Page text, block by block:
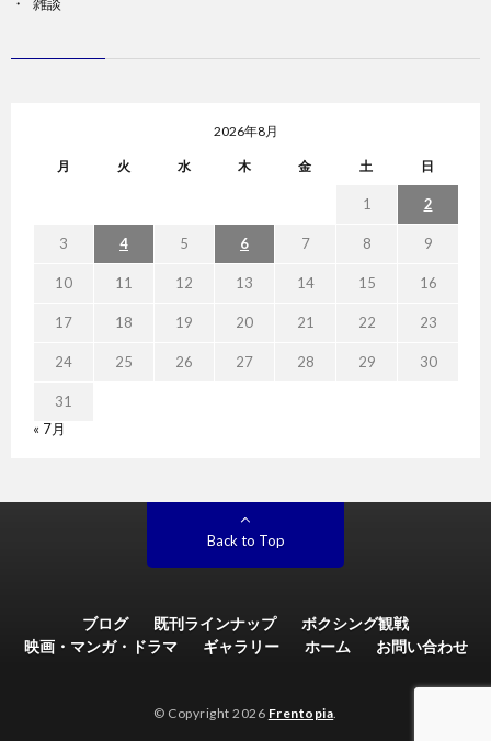
雑談
2026年8月
月 火 水 木 金 土 日
1 2
3 4 5 6 7 8 9
10 11 12 13 14 15 16
17 18 19 20 21 22 23
24 25 26 27 28 29 30
31
« 7月
Back to Top
ブログ 既刊ラインナップ
ボクシング観戦
映画・マンガ・ドラマ
ギャラリー ホーム お問い合わせ
© Copyright 2026 Frentopia.